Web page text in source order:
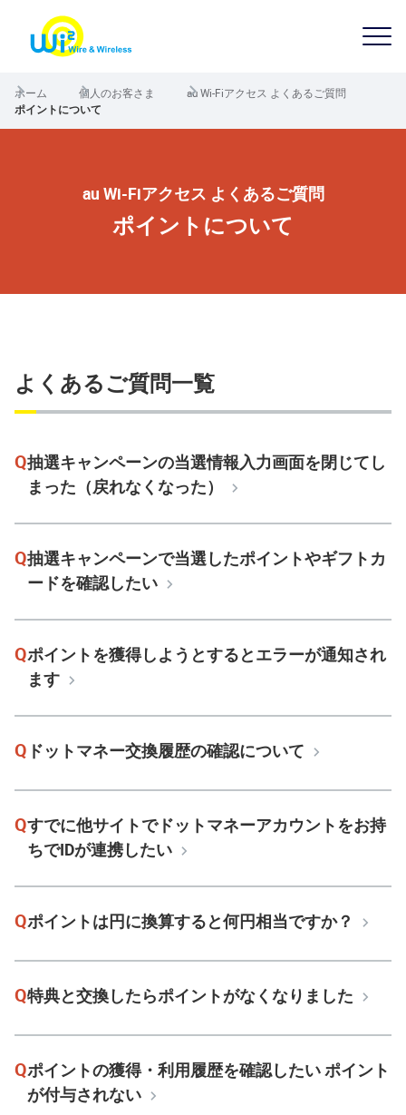
ホーム 個人のお客さま
au Wi-Fiアクセス よくあるご質問
ポイントについて
ポイントについて
au Wi-Fiアクセス よくあるご質問
よくあるご質問一覧
Q抽選キャンペーンの当選情報入力画面を閉じてし
まった（戻れなくなった）
Q抽選キャンペーンで当選したポイントやギフトカ
ードを確認したい
Qポイントを獲得しようとするとエラーが通知され
ます
Q ドットマネー交換履歴の確認について
Qすでに他サイトでドットマネーアカウントをお持
ちでIDが連携したい
Qポイントは円に換算すると何円相当ですか？
Q特典と交換したらポイントがなくなりました
Qポイントの獲得・利用履歴を確認したい ポイント
が付与されない